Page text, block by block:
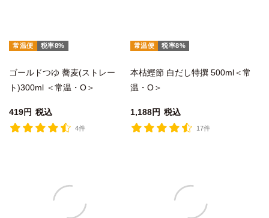
常温便 税率8%
ゴールドつゆ 蕎麦(ストレー
ト)300ml ＜常温・O＞
419 税込
4件
常温便 税率8%
本枯鰹節 白だし特撰 500ml＜常
温・O＞
1,188 税込
17件